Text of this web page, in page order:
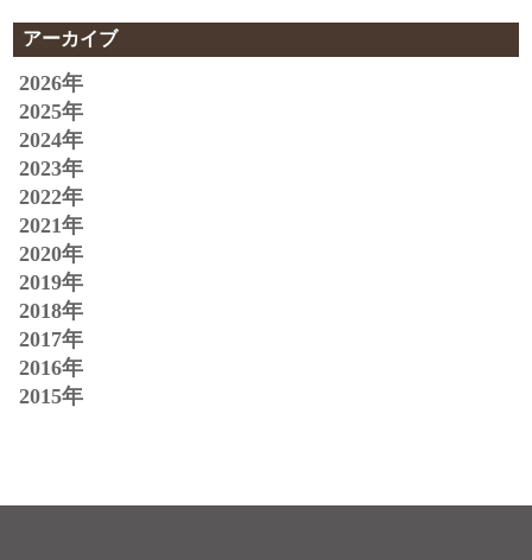
アーカイブ
2026年
2025年
2024年
2023年
2022年
2021年
2020年
2019年
2018年
2017年
2016年
2015年